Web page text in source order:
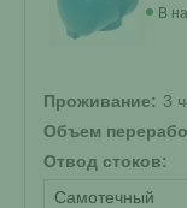
В
Проживание: 3
Объем
Отвод стоков:
Самотечный